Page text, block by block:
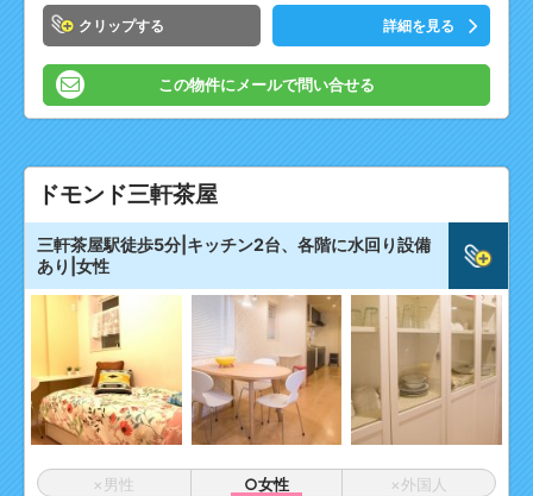
クリップ 詳細を見る
この物件にメールで問い合せる
ドモンド三軒茶屋
三軒茶屋駅徒歩5分|キッチン2台、各階に水回り設備
あり|女性
×男性 ○女性 ×外国人